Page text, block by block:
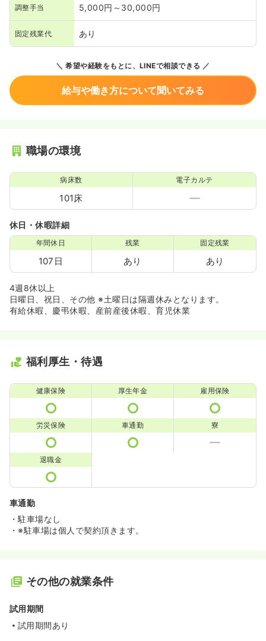
調整手当 5,000円～30,000円
固定残業代 あり
希望や経験をもとに、LINEで相談できる
給与や働き方について聞いてみる
職場の環境
病床数
101床
電子カルテ
休日・休暇詳細
年間休日
107日
残業
あり
固定残業
あり
4週8休以上
日曜日、祝日、その他 ※土曜日は隔週休みとなります。
有給休暇、慶弔休暇、産前産後休暇、育児休業
福利厚生・待遇
健康保険 厚生年金 雇用保険
労災保険 車通勤 寮
退職金
車通勤
・駐車場なし
・※駐車場は個人で契約頂きます。
その他の就業条件
試用期間
試用期間あり